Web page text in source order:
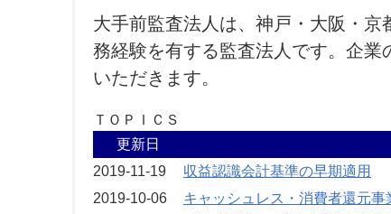
大手前監査法人は、神戸・大阪・
務経験を有する監査法人です。企
いただきます。
ＴＯＰＩＣＳ
更新日
2019-11-19
収益認識会計基準の早期適用
2019-10-06
キャッシュレス・消費者還元